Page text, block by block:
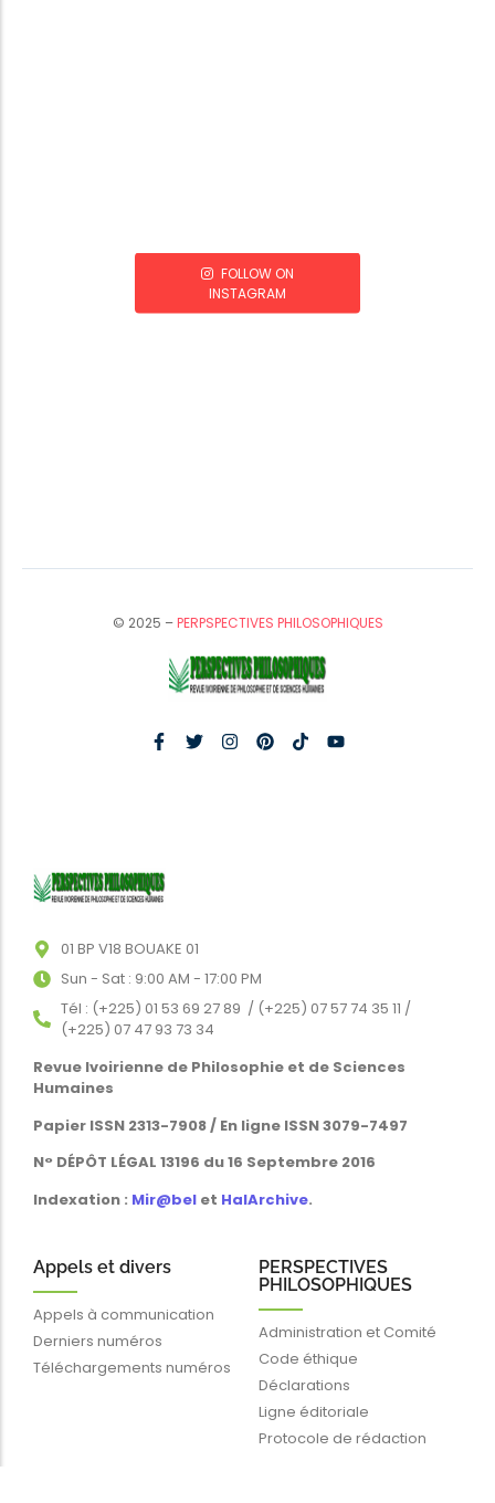
FOLLOW ON
INSTAGRAM
© 2025 –PERPSPECTIVES PHILOSOPHIQUES
01 BP V18 BOUAKE 01
Sun - Sat : 9:00 AM - 17:00 PM
Tél : (+225) 01 53 69 27 89 / (+225) 07 57 74 35 11 /
(+225) 07 47 93 73 34
Revue Ivoirienne de Philosophie et de Sciences
Humaines
Papier ISSN 2313-7908 / En ligne ISSN 3079-7497
N° DÉPÔT LÉGAL 13196 du 16 Septembre 2016
Indexation : Mir@bel et HalArchive.
Appels et divers
Appels à communication
Derniers numéros
Téléchargements numéros
PERSPECTIVES
PHILOSOPHIQUES
Administration et Comité
Code éthique
Déclarations
Ligne éditoriale
Protocole de rédaction